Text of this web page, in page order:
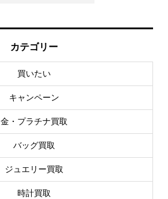
カテゴリー
買いたい
キャンペーン
金・プラチナ買取
バッグ買取
ジュエリー買取
時計買取